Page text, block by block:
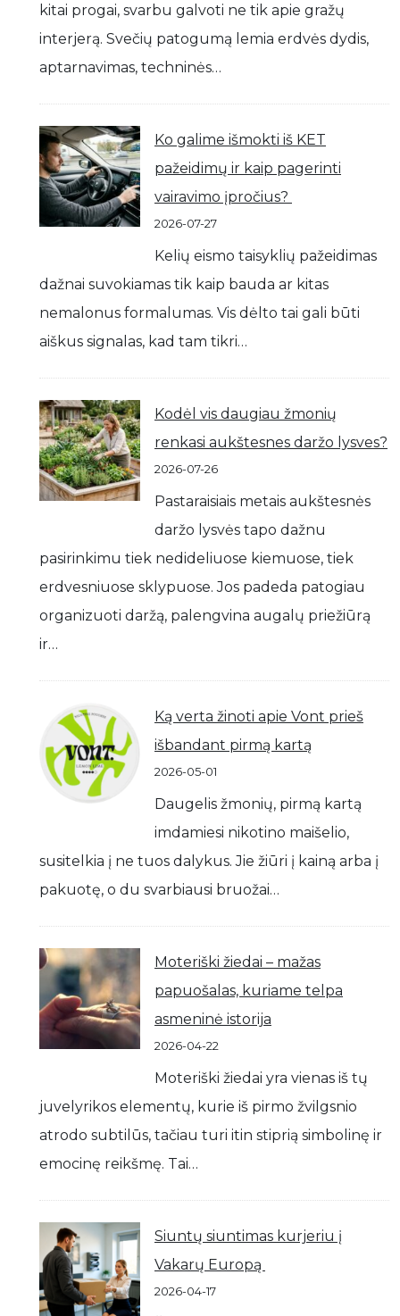
kitai progai, svarbu galvoti ne tik apie gražų
interjerą. Svečių patogumą lemia erdvės dydis,
aptarnavimas, techninės…
Ko galime išmokti iš KET
pažeidimų ir kaip pagerinti
vairavimo įpročius?
2026-07-27
Kelių eismo taisyklių pažeidimas
dažnai suvokiamas tik kaip bauda ar kitas
nemalonus formalumas. Vis dėlto tai gali būti
aiškus signalas, kad tam tikri…
Kodėl vis daugiau žmonių
renkasi aukštesnes daržo lysves?
2026-07-26
Pastaraisiais metais aukštesnės
daržo lysvės tapo dažnu
pasirinkimu tiek nedideliuose kiemuose, tiek
erdvesniuose sklypuose. Jos padeda patogiau
organizuoti daržą, palengvina augalų priežiūrą
ir…
Ką verta žinoti apie Vont prieš
išbandant pirmą kartą
2026-05-01
Daugelis žmonių, pirmą kartą
imdamiesi nikotino maišelio,
susitelkia į ne tuos dalykus. Jie žiūri į kainą arba į
pakuotę, o du svarbiausi bruožai…
Moteriški žiedai – mažas
papuošalas, kuriame telpa
asmeninė istorija
2026-04-22
Moteriški žiedai yra vienas iš tų
juvelyrikos elementų, kurie iš pirmo žvilgsnio
atrodo subtilūs, tačiau turi itin stiprią simbolinę ir
emocinę reikšmę. Tai…
Siuntų siuntimas kurjeriu į
Vakarų Europą
2026-04-17